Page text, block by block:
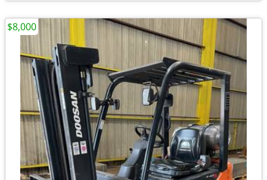
$8,000